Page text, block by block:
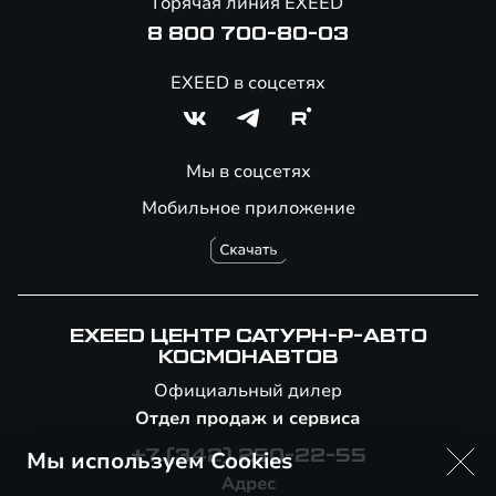
Мобильное приложение
8 800 700-80-03
EXEED в соцсетях
Мы в соцсетях
EXEED ЦЕНТР САТУРН-Р-АВТО
КОСМОНАВТОВ
Официальный дилер
Отдел продаж и сервиса
+7 (342) 250-22-55
Адрес
Мы используем Cookies